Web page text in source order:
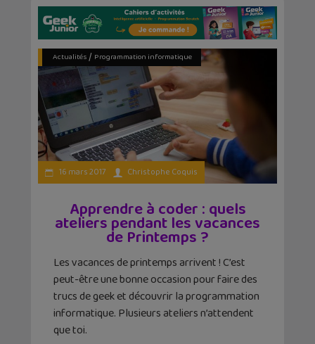
Actualités/ Programmation informatique
16 mars 2017 Christophe Coquis
Apprendre à coder : quels
ateliers pendant les vacances
de Printemps ?
Les vacances de printemps arrivent ! C’est
peut-être une bonne occasion pour faire des
trucs de geek et découvrir la programmation
informatique. Plusieurs ateliers n’attendent
que toi.